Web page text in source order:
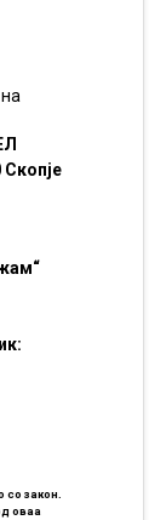
со закон.
оваа